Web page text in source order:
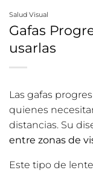
Salud Visual
Gafas
usarlas
Las gafas
quienes
distancias. Su
entre zonas de
Este tipo de